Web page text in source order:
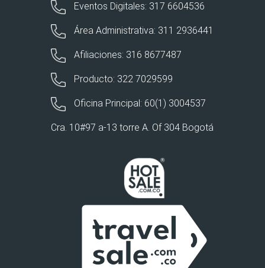
Eventos Digitales: 317 6604536
Área Administrativa: 311 2936441
Afiliaciones: 316 8677487
Producto: 322 7029599
Oficina Principal: 60(1) 3004537
Cra. 10#97 a-13 torre A. Of 304 Bogotá